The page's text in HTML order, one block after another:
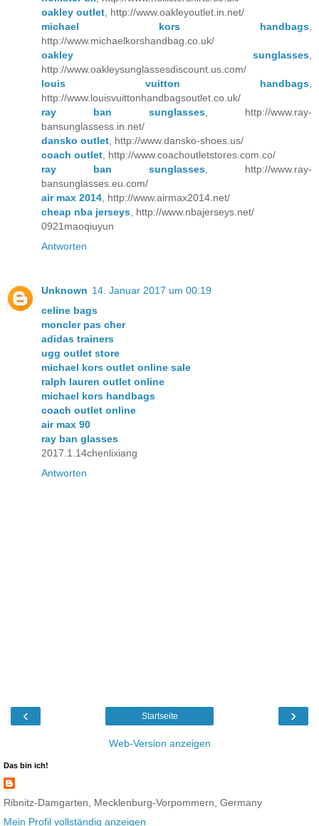
oakley outlet , http://www.oakleyoutlet.in.net/
michael kors handbags
http://www.michaelkorshandbag.co.uk/
oakley sunglasses
http://www.oakleysunglassesdiscount.us.com/
louis vuitton handbags
http://www.louisvuittonhandbagsoutlet.co.uk/
ray ban sunglasses , http://www.ray-
bansunglassess.in.net/
dansko outlet , http://www.dansko-shoes.us/
coach outlet , http://www.coachoutletstores.com.co/
ray ban sunglasses , http://www.ray-
bansunglasses.eu.com/
air max 2014 , http://www.airmax2014.net/
cheap nba jerseys , http://www.nbajerseys.net/
0921maoqiuyun
Antworten
Unknown 14. Januar 2017 um 00:19
celine bags
moncler pas cher
adidas trainers
ugg outlet store
michael kors outlet online sale
ralph lauren outlet online
michael kors handbags
coach outlet online
air max 90
ray ban glasses
2017.1.14chenlixiang
Antworten
‹ ›
Startseite
Web-Version anzeigen
Das bin ich!
Ribnitz-Damgarten, Mecklenburg-Vorpommern, Germany
Mein Profil vollständig anzeigen